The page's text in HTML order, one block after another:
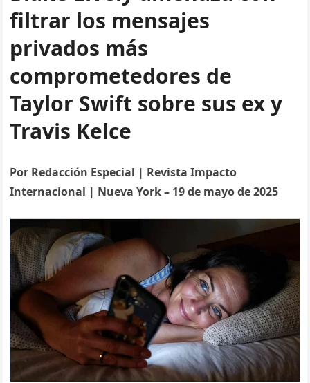
filtrar los mensajes
privados más
comprometedores de
Taylor Swift sobre sus ex y
Travis Kelce
Por Redacción Especial | Revista Impacto
Internacional | Nueva York – 19 de mayo de 2025